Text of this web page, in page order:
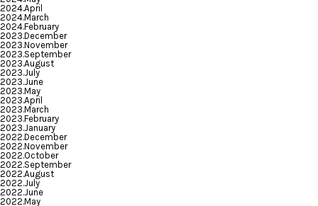
2024.April
2024.March
2024.February
2023.December
2023.November
2023.September
2023.August
2023.July
2023.June
2023.May
2023.April
2023.March
2023.February
2023.January
2022.December
2022.November
2022.October
2022.September
2022.August
2022.July
2022.June
2022.May